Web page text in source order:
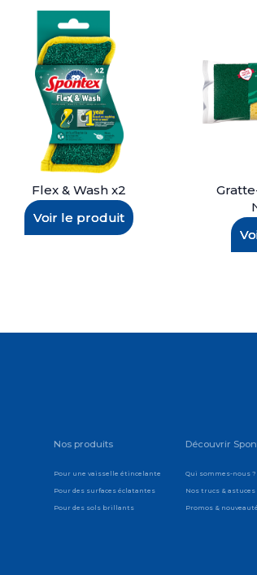
Flex & Wash x2
Voir le produit
Nos produits
Pour une vaisselle étincelante
Pour des surfaces éclatantes
Pour des sols brillants
Découvrir
Qui sommes-nous ?
Nos trucs & astuces
Promos &